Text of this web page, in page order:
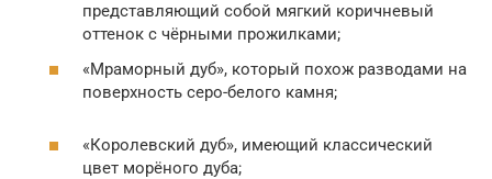
представляющий собой мягкий коричневый
оттенок с чёрными прожилками;
«Мраморный дуб», который похож разводами на
поверхность серо-белого камня;
«Королевский дуб», имеющий классический
цвет морёного дуба;